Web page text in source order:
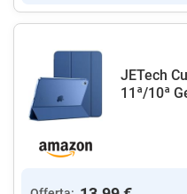
JETech
11ª/10ª